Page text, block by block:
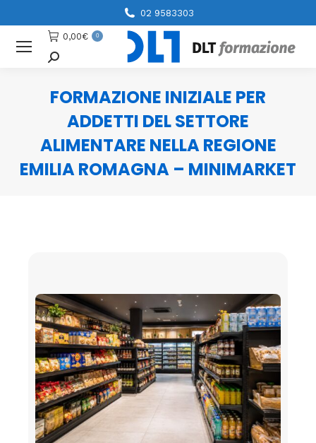
02 9583303
0,00€ 0
Cerca
FORMAZIONE INIZIALE PER
ADDETTI DEL SETTORE
ALIMENTARE NELLA REGIONE
EMILIA ROMAGNA – MINIMARKET